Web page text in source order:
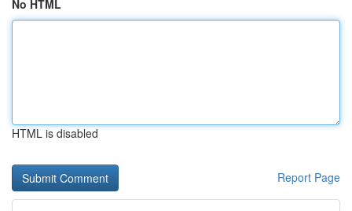
No HTML
HTML is disabled
Report Page